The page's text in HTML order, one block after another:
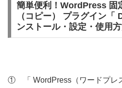
簡単便利！WordPress 固
（コピー） プラグイン
ンストール・設定・使用
① 「 WordPress（ワードプレ